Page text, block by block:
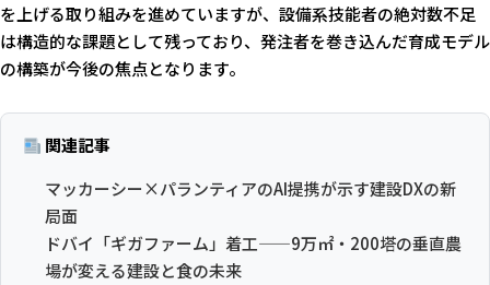
を上げる取り組みを進めていますが、設備系技能者の絶対数不足
は構造的な課題として残っており、発注者を巻き込んだ育成モデル
の構築が今後の焦点となります。
関連記事
マッカーシー×パランティアのAI提携が示す建設DXの新
局面
ドバイ「ギガファーム」着工——9万㎡・200塔の垂直農
場が変える建設と食の未来